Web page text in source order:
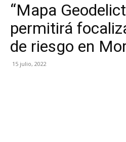
“Mapa
permitirá
de riesgo en
15 julio, 2022